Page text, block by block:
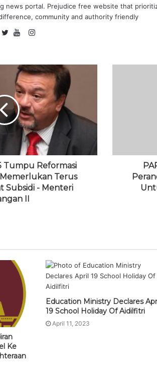
news portal. Prejudice free website that
community and authority friendly
F
e
o
k
i
e
r
u
T
u
b
e
I
t
a
g
r
a
m
Tumpu Reformasi
Terus
Subsidi - Menteri
II
Ke
Education Ministry Declares
19 School Holiday Of Aidilfitri
April 11, 2023